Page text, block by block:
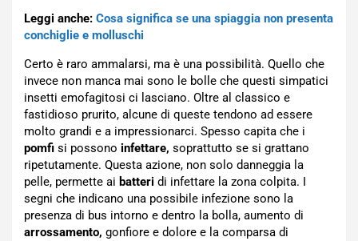
Leggi anche: Cosa significa se una spiaggia non presenta
conchiglie e molluschi
Certo è raro ammalarsi, ma è una possibilità. Quello che
invece non manca mai sono le bolle che questi simpatici
insetti emofagitosi ci lasciano. Oltre al classico e
fastidioso prurito, alcune di queste tendono ad essere
molto grandi e a impressionarci. Spesso capita che i
pomfi si possono infettare, soprattutto se si grattano
ripetutamente. Questa azione, non solo danneggia la
pelle, permette ai batteri di infettare la zona colpita. I
segni che indicano una possibile infezione sono la
presenza di bus intorno e dentro la bolla, aumento di
arrossamento, gonfiore e dolore e la comparsa di